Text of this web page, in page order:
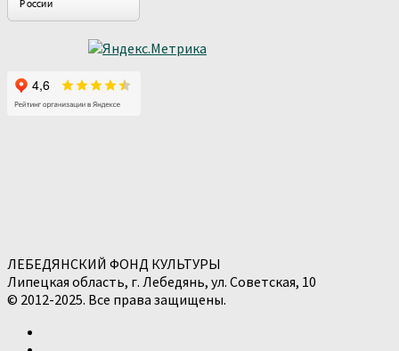
ЛЕБЕДЯНСКИЙ ФОНД КУЛЬТУРЫ
Липецкая область, г. Лебедянь, ул. Советская, 10
© 2012-2025. Все права защищены.